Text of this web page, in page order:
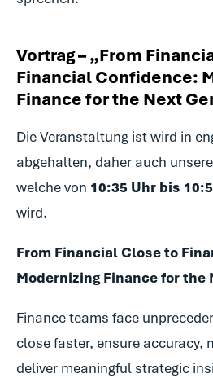
Vortrag – „From
Financial Confidence:
Finance for the Next
Die Veranstaltung ist wird in
abgehalten, daher auch
welche von 10:35 Uhr bis
wird.
From Financial Close to
Modernizing Finance for the
Finance teams face
close faster, ensure accuracy,
deliver meaningful strategic